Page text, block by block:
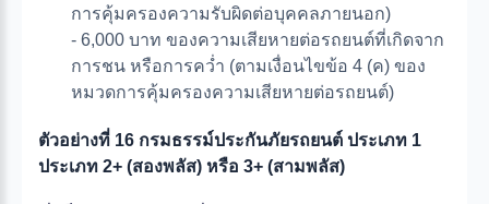
การคุ้มครองความรับผิดต่อบุคคลภายนอก)
- 6,000 บาท ของความเสียหายต่อรถยนต์ที่เกิดจาก
การชน หรือการคว่ำ (ตามเงื่อนไขข้อ 4 (ค) ของ
หมวดการคุ้มครองความเสียหายต่อรถยนต์)
ตัวอย่างที่ 16 กรมธรรม์ประกันภัยรถยนต์ ประเภท 1
ประเภท 2+ (สองพลัส) หรือ 3+ (สามพลัส)